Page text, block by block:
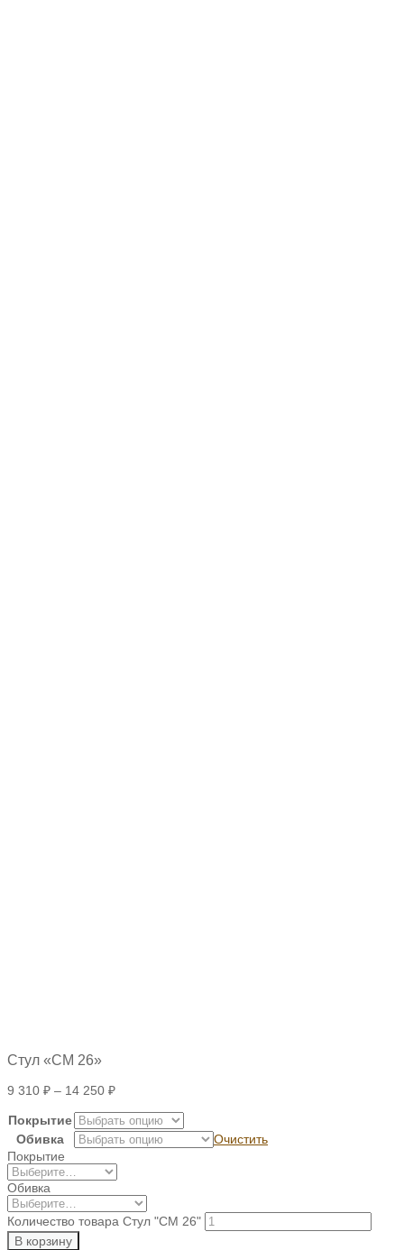
Стул «СМ 26»
9 310 ₽ – 14 250 ₽
Покрытие
Обивка
Очистить
Покрытие
Обивка
Количество товара Стул "СМ 26"
В корзину